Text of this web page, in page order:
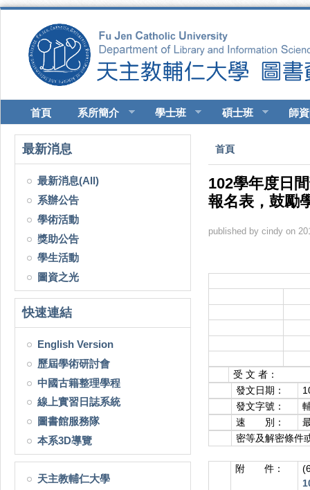
首頁 系所簡介 學士班 碩士班 師
最新消息
最新消息(All)
系辦公告
學術活動
獎助公告
學生活動
圖資之光
快速連結
English Version
歷屆學術研討會
中國古籍整理學程
線上實習日誌系統
圖書館服務隊
本系3D導覽
天主教輔仁大學
您在這裡
首頁
102學年度日
報名表，鼓勵
published by cindyon
受 文 者：
發文日期：
發文字號：
速 別：
密等及解密條件
附 件：